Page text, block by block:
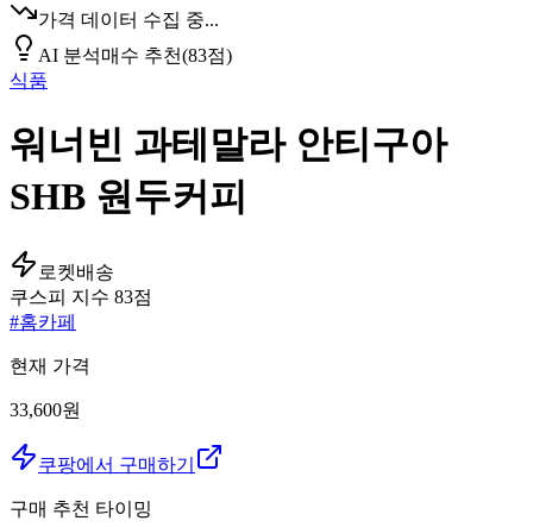
가격 데이터 수집 중...
AI 분석매수 추천(83점)
식품
워너빈 과테말라 안티구아
SHB 원두커피
로켓배송
쿠스피 지수 83점
#홈카페
현재 가격
33,600원
쿠팡에서 구매하기
구매 추천 타이밍